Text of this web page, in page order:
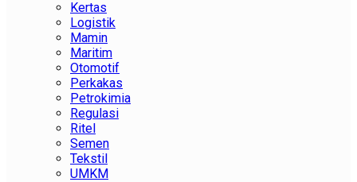
Kertas
Logistik
Mamin
Maritim
Otomotif
Perkakas
Petrokimia
Regulasi
Ritel
Semen
Tekstil
UMKM